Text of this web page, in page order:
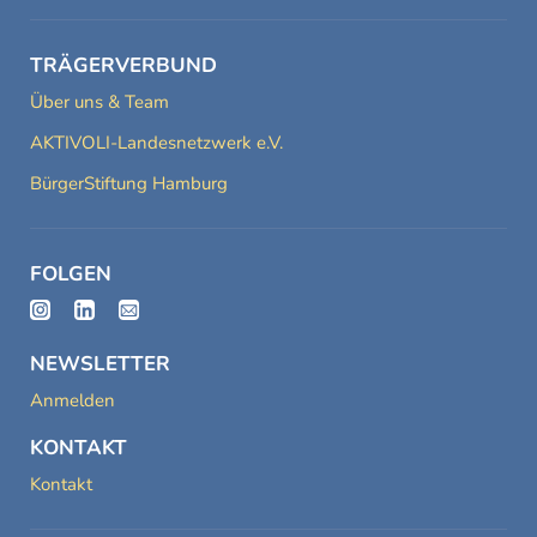
TRÄGERVERBUND
Über uns & Team
AKTIVOLI-Landesnetzwerk e.V.
BürgerStiftung Hamburg
FOLGEN
NEWSLETTER
Anmelden
KONTAKT
Kontakt